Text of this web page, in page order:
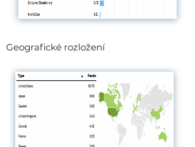
Geografické rozložení